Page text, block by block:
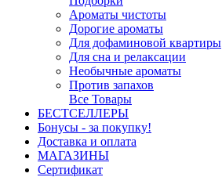
Ароматы чистоты
Дорогие ароматы
Для дофаминовой квартиры
Для сна и релаксации
Необычные ароматы
Против запахов
Все Товары
БЕСТСЕЛЛЕРЫ
Бонусы - за покупку!
Доставка и оплата
МАГАЗИНЫ
Cертификат